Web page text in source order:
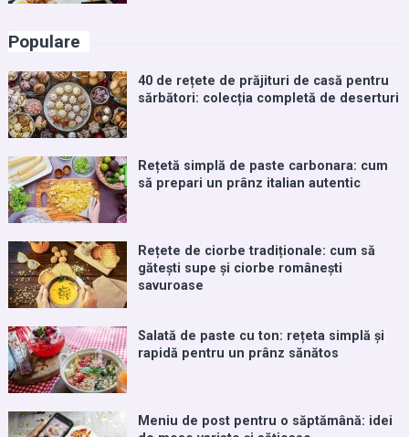
Populare
40 de rețete de prăjituri de casă pentru
sărbători: colecția completă de deserturi
Rețetă simplă de paste carbonara: cum
să prepari un prânz italian autentic
Rețete de ciorbe tradiționale: cum să
gătești supe și ciorbe românești
savuroase
Salată de paste cu ton: rețeta simplă și
rapidă pentru un prânz sănătos
Meniu de post pentru o săptămână: idei